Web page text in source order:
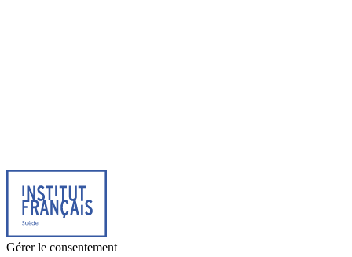
Gérer le consentement